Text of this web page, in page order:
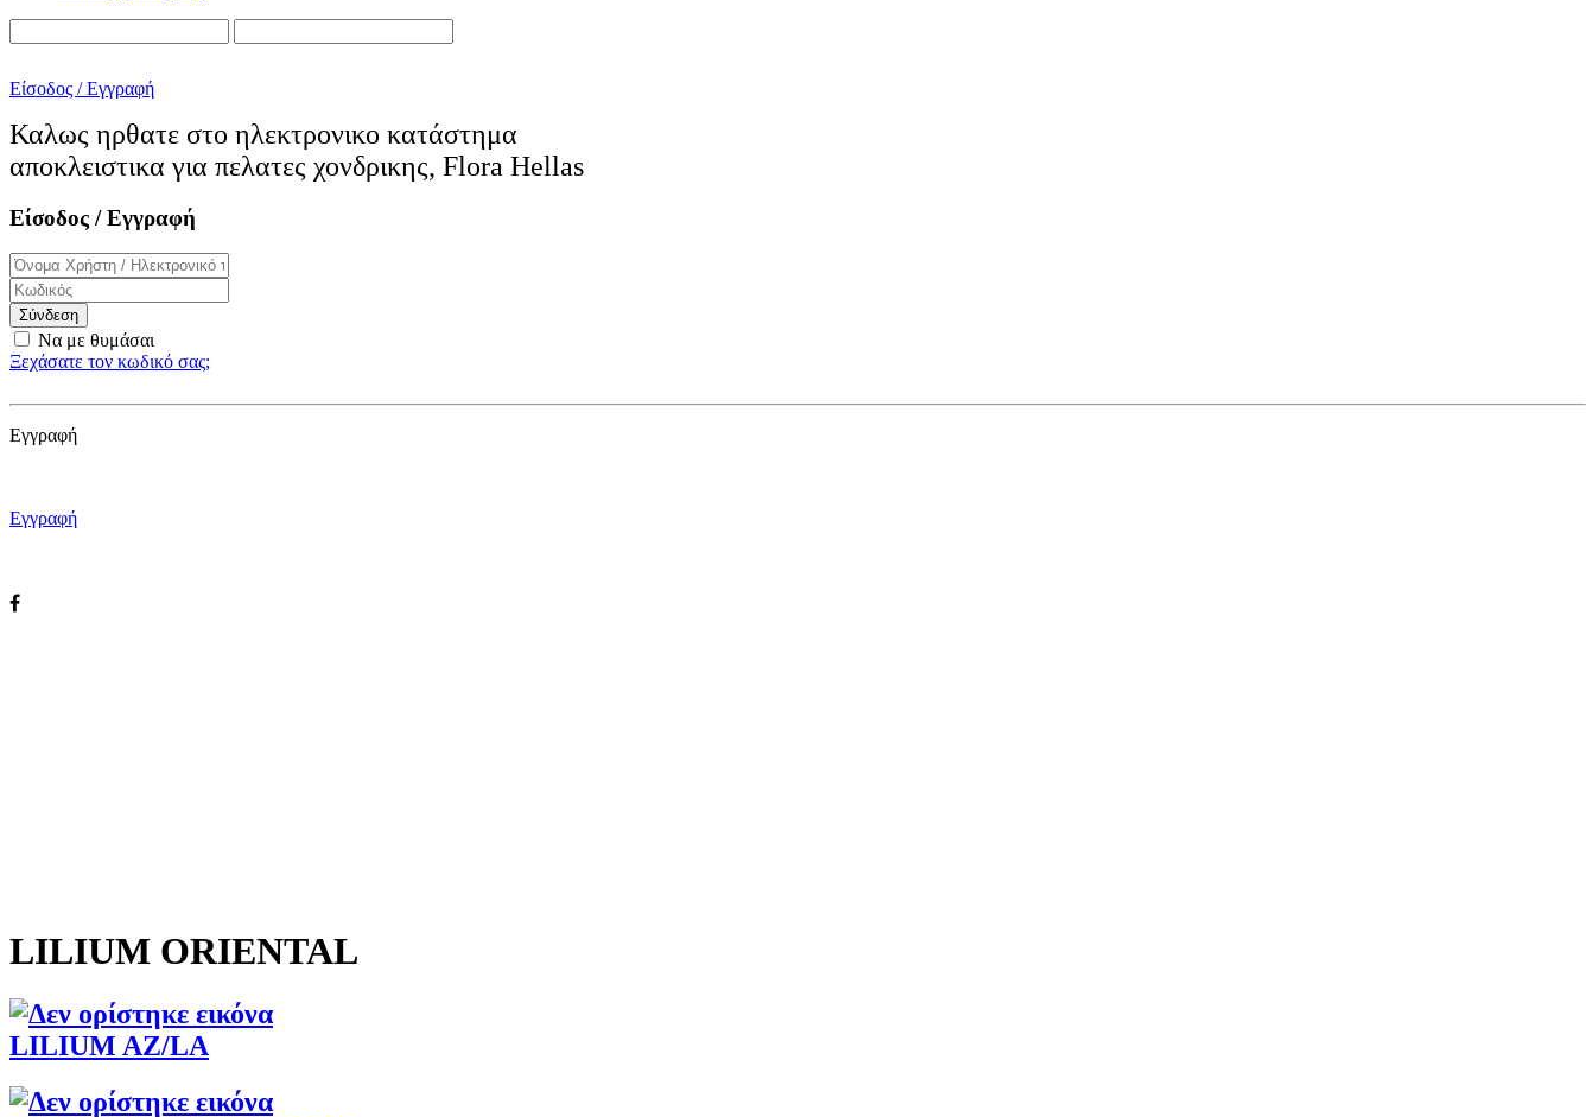
Είσοδος / Εγγραφή
Καλως ηρθατε στο ηλεκτρονικo κατάστημα
αποκλειστικα για πελατες χονδρικης, Flora Hellas
Είσοδος / Εγγραφή
Σύνδεση
Να με θυμάσαι
Ξεχάσατε τον κωδικό σας;
Εγγραφή
Εγγραφή
LILIUM ORIENTAL
LILIUM AZ/LA